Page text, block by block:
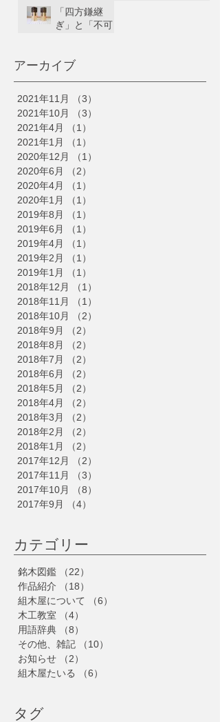
の観覧車」を
積む方法
「四方鎌継
ぎ」と「不可
アーカイブ
2021年11月 （3）
2021年10月
（3）
2021年4月
（1）
2021年1月
（1）
2020年12月
（1）
2020年6月
（2）
2020年4月
（1）
2020年1月
（1）
2019年8月
（1）
2019年6月
（1）
2019年4月
（1）
2019年2月
（1）
2019年1月
（1）
2018年12月
（1）
2018年11月
（1）
2018年10月
（2）
2018年9月
（2）
2018年8月
（2）
2018年7月
（2）
2018年6月
（2）
2018年5月
（2）
2018年4月
（2）
2018年3月
（2）
2018年2月
（2）
2018年1月
（2）
2017年12月
（2）
2017年11月
（3）
2017年10月
（8）
2017年9月
（4）
​カテゴリー
銘木図鑑 （22）
作品紹介
（18）
組木屋について
（6）
木工教室
（4）
用語辞典
（8）
その他、雑記
（10）
お知らせ
（2）
組木屋たいる
（6）
タグ